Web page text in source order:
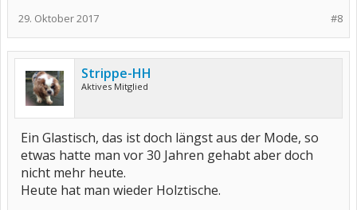
#8
29. Oktober 2017
Strippe-HH
Aktives Mitglied
Ein Glastisch, das ist doch längst aus der Mode, so
etwas hatte man vor 30 Jahren gehabt aber doch
nicht mehr heute.
Heute hat man wieder Holztische.